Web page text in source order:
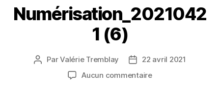
maison
Numérisation_2021042
1 (6)
Auteur
ParValérie Tremblay
Date
de
22 avril 2021
Aucun commentairesur